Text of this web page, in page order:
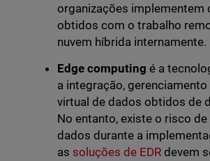
organizações implementem
obtidos com o trabalho
nuvem híbrida internamente.
Edge computing é a
a integração,
virtual de dados obtidos de
No entanto, existe o risco
dados durante a
as soluções de EDRdevem